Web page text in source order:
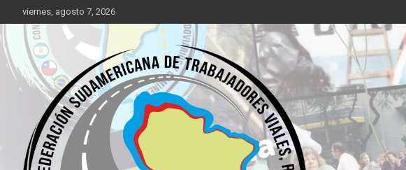
al
contenido
viernes, agosto 7, 2026